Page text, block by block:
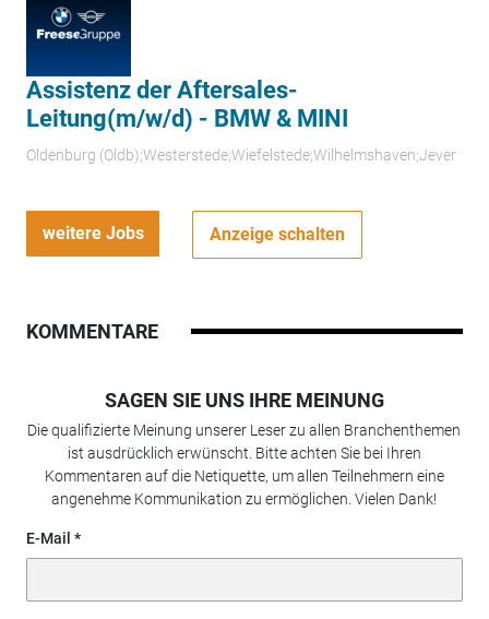
Assistenz der Aftersales-
Leitung(m/w/d) - BMW & MINI
Oldenburg (Oldb);Westerstede;Wiefelstede;Wilhelmshaven;Jever
weitere Jobs Anzeige schalten
KOMMENTARE
SAGEN SIE UNS IHRE MEINUNG
Die qualifizierte Meinung unserer Leser zu allen Branchenthemen
ist ausdrücklich erwünscht. Bitte achten Sie bei Ihren
Kommentaren auf die Netiquette, um allen Teilnehmern eine
angenehme Kommunikation zu ermöglichen. Vielen Dank!
E-Mail